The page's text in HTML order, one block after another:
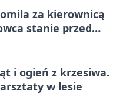
za kierownicą
stanie przed
i ogień z krzesiwa.
w lesie